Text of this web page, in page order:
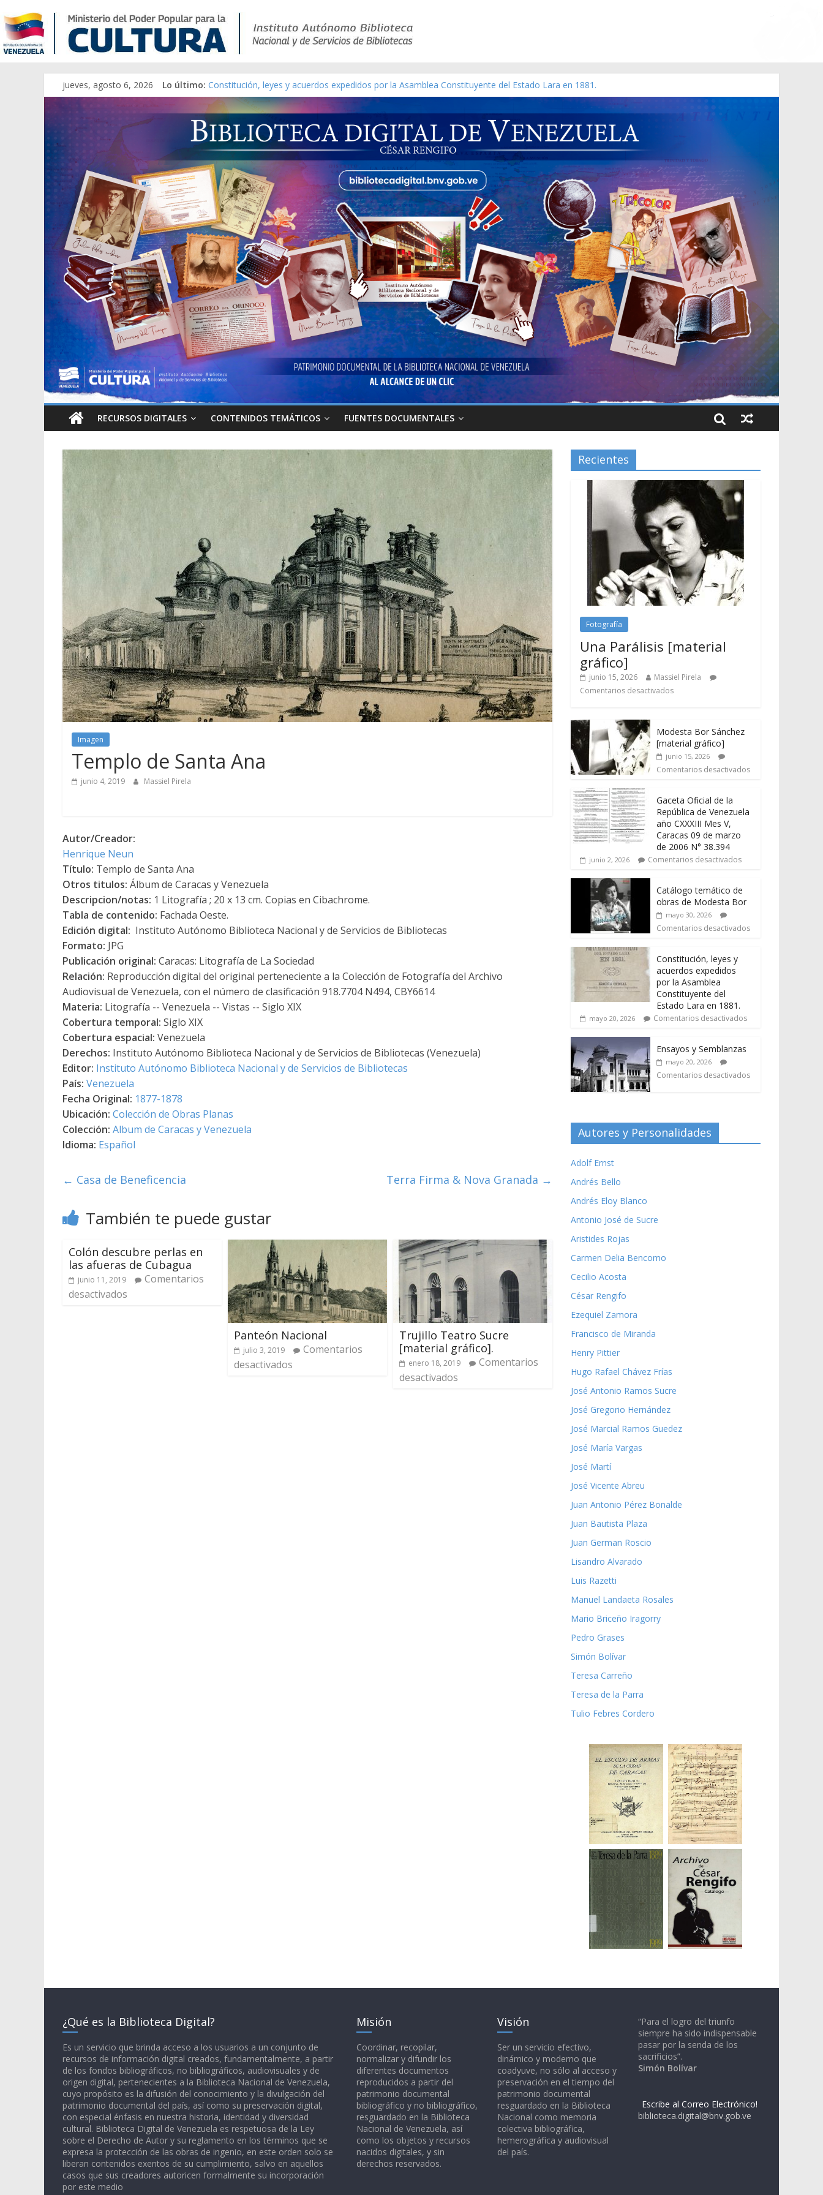
jueves, agosto 6, 2026 Lo último: Constitución, leyes y acuerdos expedidos por la Asamblea Constituyente del Estado Lara en 1881.
Una Parálisis [material gráfico]
Modesta Bor Sánchez [material gráfico]
Gaceta Oficial de la República de Venezuela año CXXXIII Mes V, Caracas 09 de marzo de 2006 N° 38.394
Catálogo temático de obras de Modesta Bor
RECURSOS DIGITALES CONTENIDOS TEMÁTICOS FUENTES DOCUMENTALES
Imagen
Templo de Santa Ana
junio 4, 2019 Massiel Pirela
Autor/Creador:
Henrique Neun
Título: Templo de Santa Ana
Otros titulos: Álbum de Caracas y Venezuela
Descripcion/notas: 1 Litografía ; 20 x 13 cm. Copias en Cibachrome.
Tabla de contenido: Fachada Oeste.
Edición digital: Instituto Autónomo Biblioteca Nacional y de Servicios de Bibliotecas
Formato: JPG
Publicación original: Caracas: Litografía de La Sociedad
Relación: Reproducción digital del original perteneciente a la Colección de Fotografía del Archivo
Audiovisual de Venezuela, con el número de clasificación 918.7704 N494, CBY6614
Materia: Litografía -- Venezuela -- Vistas -- Siglo XIX
Cobertura temporal: Siglo XIX
Cobertura espacial: Venezuela
Derechos: Instituto Autónomo Biblioteca Nacional y de Servicios de Bibliotecas (Venezuela)
Editor: Instituto Autónomo Biblioteca Nacional y de Servicios de Bibliotecas
País: Venezuela
Fecha Original: 1877-1878
Ubicación: Colección de Obras Planas
Colección: Album de Caracas y Venezuela
Idioma: Español
← Casa de Beneficencia Terra Firma & Nova Granada →
También te puede gustar
Colón descubre perlas en
las afueras de Cubagua
junio 11, 2019
Comentarios
desactivados
Panteón Nacional
julio 3, 2019
Comentarios
desactivados
Trujillo Teatro Sucre
[material gráfico].
enero 18, 2019
Comentarios
desactivados
Recientes
Fotografía
Una Parálisis [material
gráfico]
junio 15, 2026
Massiel Pirela
Comentarios desactivados
Modesta Bor Sánchez
[material gráfico]
junio 15, 2026
Comentarios desactivados
Gaceta Oficial de la
República de Venezuela
año CXXXIII Mes V,
Caracas 09 de marzo
de 2006 N° 38.394
junio 2, 2026 Comentarios desactivados
Catálogo temático de
obras de Modesta Bor
mayo 30, 2026
Comentarios desactivados
Constitución, leyes y
acuerdos expedidos
por la Asamblea
Constituyente del
Estado Lara en 1881.
mayo 20, 2026 Comentarios desactivados
Ensayos y Semblanzas
mayo 20, 2026
Comentarios desactivados
Autores y Personalidades
Adolf Ernst
Andrés Bello
Andrés Eloy Blanco
Antonio José de Sucre
Aristides Rojas
Carmen Delia Bencomo
Cecilio Acosta
César Rengifo
Ezequiel Zamora
Francisco de Miranda
Henry Pittier
Hugo Rafael Chávez Frías
José Antonio Ramos Sucre
José Gregorio Hernández
José Marcial Ramos Guedez
José María Vargas
José Martí
José Vicente Abreu
Juan Antonio Pérez Bonalde
Juan Bautista Plaza
Juan German Roscio
Lisandro Alvarado
Luis Razetti
Manuel Landaeta Rosales
Mario Briceño Iragorry
Pedro Grases
Simón Bolívar
Teresa Carreño
Teresa de la Parra
Tulio Febres Cordero
¿Qué es la Biblioteca Digital?
Es un servicio que brinda acceso a los usuarios a un conjunto de
recursos de información digital creados, fundamentalmente, a partir
de los fondos bibliográficos, no bibliográficos, audiovisuales y de
origen digital, pertenecientes a la Biblioteca Nacional de Venezuela,
cuyo propósito es la difusión del conocimiento y la divulgación del
patrimonio documental del país, así como su preservación digital,
con especial énfasis en nuestra historia, identidad y diversidad
cultural. Biblioteca Digital de Venezuela es respetuosa de la Ley
sobre el Derecho de Autor y su reglamento en los términos que se
expresa la protección de las obras de ingenio, en este orden solo se
liberan contenidos exentos de su cumplimiento, salvo en aquellos
casos que sus creadores autoricen formalmente su incorporación
por este medio
Misión
Coordinar, recopilar,
normalizar y difundir los
diferentes documentos
reproducidos a partir del
patrimonio documental
bibliográfico y no bibliográfico,
resguardado en la Biblioteca
Nacional de Venezuela, así
como los objetos y recursos
nacidos digitales, y sin
derechos reservados.
Visión
Ser un servicio efectivo,
dinámico y moderno que
coadyuve, no sólo al acceso y
preservación en el tiempo del
patrimonio documental
resguardado en la Biblioteca
Nacional como memoria
colectiva bibliográfica,
hemerográfica y audiovisual
del país.
“Para el logro del triunfo
siempre ha sido indispensable
pasar por la senda de los
sacrificios”.
Simón Bolívar
Escribe al Correo Electrónico!
biblioteca.digital@bnv.gob.ve